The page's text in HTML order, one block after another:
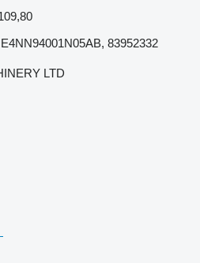
83952332
LTD